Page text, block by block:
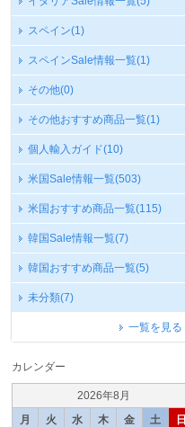
スペイン(1)
スペインSale情報一覧(1)
その他(0)
その他おすすめ商品一覧(1)
個人輸入ガイド(10)
米国Sale情報一覧(503)
米国おすすめ商品一覧(115)
韓国Sale情報一覧(7)
韓国おすすめ商品一覧(5)
未分類(7)
一覧を見る
カレンダー
2026年8月
月
火 水 木 金 土 日